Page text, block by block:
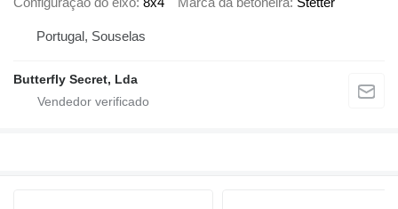
Portugal, Souselas
Butterfly Secret, Lda